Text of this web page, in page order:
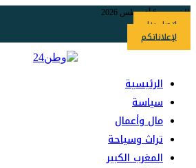
الخميس, 6 أغسطس 2026
اتصل بنا
لإعلاناتكم
الرئيسية
سياسة
مال وأعمال
تراث وسياحة
المغرب الكبير